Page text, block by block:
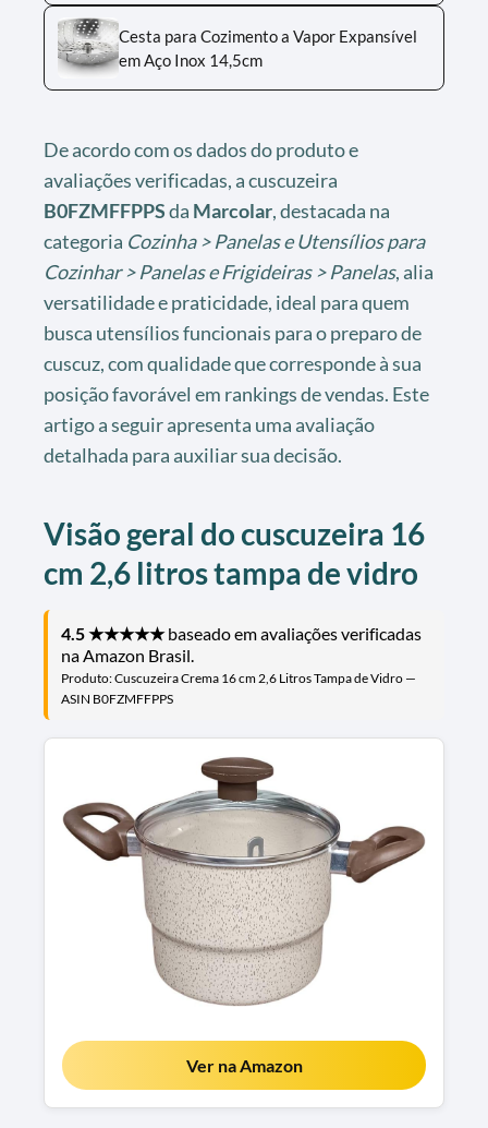
Cesta para Cozimento a Vapor Expansível
em Aço Inox 14,5cm
De acordo com os dados do produto e
avaliações verificadas, a cuscuzeira
B0FZMFFPPSda Marcolar, destacada na
categoria Cozinha > Panelas e Utensílios para
Cozinhar > Panelas e Frigideiras > Panelas, alia
versatilidade e praticidade, ideal para quem
busca utensílios funcionais para o preparo de
cuscuz, com qualidade que corresponde à sua
posição favorável em rankings de vendas. Este
artigo a seguir apresenta uma avaliação
detalhada para auxiliar sua decisão.
Visão geral do cuscuzeira 16
cm 2,6 litros tampa de vidro
4.5 ★★★★★baseado em avaliações verificadas
na Amazon Brasil.
Produto: Cuscuzeira Crema 16 cm 2,6 Litros Tampa de Vidro —
ASIN B0FZMFFPPS
Ver na Amazon